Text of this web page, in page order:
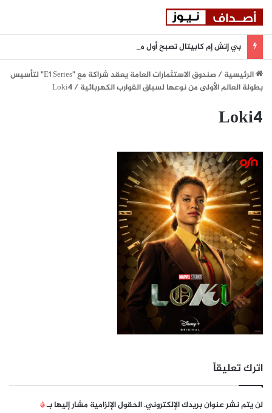
الرئيسية/
صندوق الاستثمارات العامة يعقد شراكة مع "E1 Series" لتأسيس
بطولة العالم الأولى من نوعها لسباق القوارب الكهربائية/
Loki4
Loki4
اترك تعليقاً
لن يتم نشر عنوان بريدك الإلكتروني.الحقول الإلزامية مشار إليها بـ*